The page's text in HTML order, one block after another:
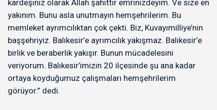
kardeşiniz olarak Allah şahittir emrinizdeyim. Ve size en
yakınım. Bunu asla unutmayın hemşehrilerim. Bu
memleket ayrımcılıktan çok çekti. Biz, Kuvayımilliye’nin
başşehriyiz. Balıkesir’e ayrımcılık yakışmaz. Balıkesir’e
birlik ve beraberlik yakışır. Bunun mücadelesini
veriyorum. Balıkesir’imizin 20 ilçesinde şu ana kadar
ortaya koyduğumuz çalışmaları hemşehrilerim
görüyor.” dedi.